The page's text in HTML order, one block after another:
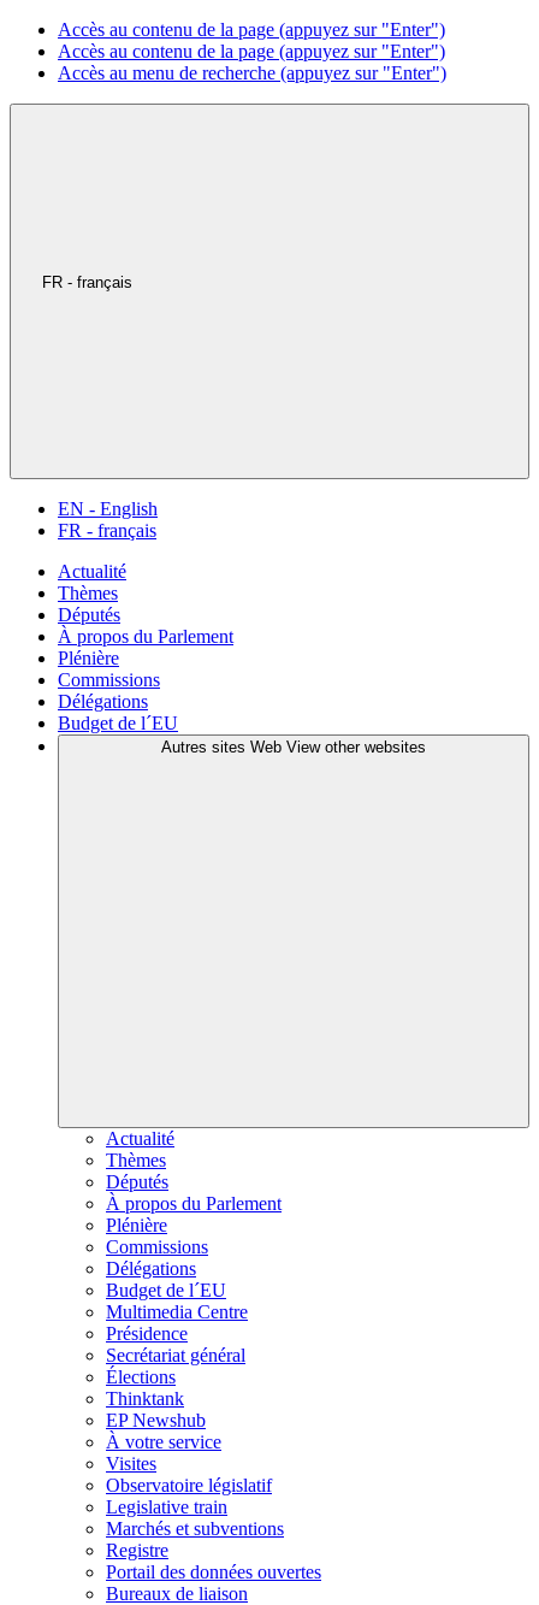
Accès au contenu de la page (appuyez sur "Enter")
Accès au contenu de la page (appuyez sur "Enter")
Accès au menu de recherche (appuyez sur "Enter")
FR - français
EN - English
FR - français
Actualité
Thèmes
Députés
À propos du Parlement
Plénière
Commissions
Délégations
Budget de l´EU
Autres sites Web View other websites
Actualité
Thèmes
Députés
À propos du Parlement
Plénière
Commissions
Délégations
Budget de l´EU
Multimedia Centre
Présidence
Secrétariat général
Élections
Thinktank
EP Newshub
À votre service
Visites
Observatoire législatif
Legislative train
Marchés et subventions
Registre
Portail des données ouvertes
Bureaux de liaison